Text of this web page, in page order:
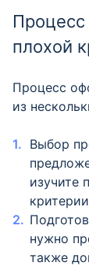
плохой
Процесс
из
Выбор
изучите
нужно
также